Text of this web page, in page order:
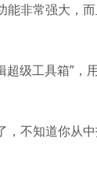
非常强大，
级工具箱”，
，不知道你从